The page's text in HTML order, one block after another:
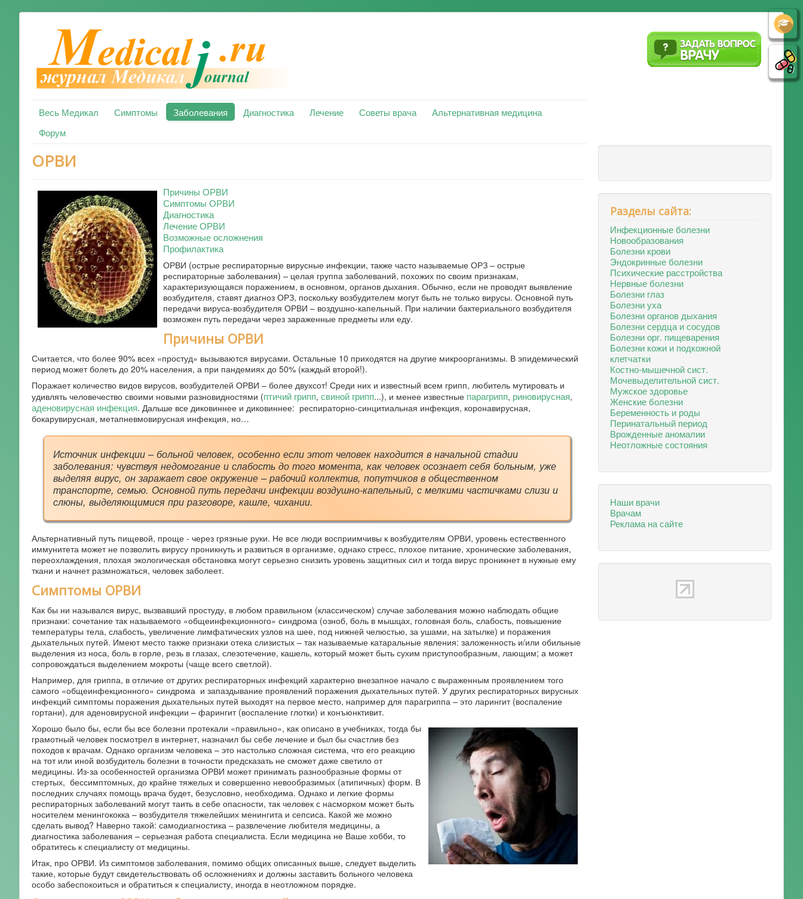
Весь Медикал Симптомы Заболевания Диагностика Лечение Советы врача
Альтернативная медицина
Форум
ОРВИ
Причины ОРВИ
Симптомы ОРВИ
Диагностика
Лечение ОРВИ
Возможные осложнения
Профилактика
ОРВИ (острые респираторные вирусные инфекции, также часто называемые ОРЗ – острые
респираторные заболевания) – целая группа заболеваний, похожих по своим признакам,
характеризующаяся поражением, в основном, органов дыхания. Обычно, если не проводят выявление
возбудителя, ставят диагноз ОРЗ, поскольку возбудителем могут быть не только вирусы. Основной путь
передачи вируса-возбудителя ОРВИ – воздушно-капельный. При наличии бактериального возбудителя
возможен путь передачи через зараженные предметы или еду.
Причины ОРВИ
Считается, что более 90% всех «простуд» вызываются вирусами. Остальные 10 приходятся на другие микроорганизмы. В эпидемический
период может болеть до 20% населения, а при пандемиях до 50% (каждый второй!).
Поражает количество видов вирусов, возбудителей ОРВИ – более двухсот! Среди них и известный всем грипп, любитель мутировать и
удивлять человечество своими новыми разновидностями (птичий грипп, свиной грипп...), и менее известные парагрипп, риновирусная,
аденовирусная инфекция. Дальше все диковиннее и диковиннее: респираторно-синцитиальная инфекция, коронавирусная,
бокарувирусная, метапневмовирусная инфекция, но…
Источник инфекции – больной человек, особенно если этот человек находится в начальной стадии
заболевания: чувствуя недомогание и слабость до того момента, как человек осознает себя больным, уже
выделяя вирус, он заражает свое окружение – рабочий коллектив, попутчиков в общественном
транспорте, семью. Основной путь передачи инфекции воздушно-капельный, с мелкими частичками слизи и
слюны, выделяющимися при разговоре, кашле, чихании.
Альтернативный путь пищевой, проще - через грязные руки. Не все люди восприимчивы к возбудителям ОРВИ, уровень естественного
иммунитета может не позволить вирусу проникнуть и развиться в организме, однако стресс, плохое питание, хронические заболевания,
переохлаждения, плохая экологическая обстановка могут серьезно снизить уровень защитных сил и тогда вирус проникнет в нужные ему
ткани и начнет размножаться, человек заболеет.
Симптомы ОРВИ
Как бы ни назывался вирус, вызвавший простуду, в любом правильном (классическом) случае заболевания можно наблюдать общие
признаки: сочетание так называемого «общеинфекционного» синдрома (озноб, боль в мышцах, головная боль, слабость, повышение
температуры тела, слабость, увеличение лимфатических узлов на шее, под нижней челюстью, за ушами, на затылке) и поражения
дыхательных путей. Имеют место также признаки отека слизистых – так называемые катаральные явления: заложенность и/или обильные
выделения из носа, боль в горле, резь в глазах, слезотечение, кашель, который может быть сухим приступообразным, лающим; а может
сопровождаться выделением мокроты (чаще всего светлой).
Например, для гриппа, в отличие от других респираторных инфекций характерно внезапное начало с выраженным проявлением того
самого «общеинфекционного» синдрома и запаздывание проявлений поражения дыхательных путей. У других респираторных вирусных
инфекций симптомы поражения дыхательных путей выходят на первое место, например для парагриппа – это ларингит (воспаление
гортани), для аденовирусной инфекции – фарингит (воспаление глотки) и конъюнктивит.
Хорошо было бы, если бы все болезни протекали «правильно», как описано в учебниках, тогда бы
грамотный человек посмотрел в интернет, назначил бы себе лечение и был бы счастлив без
походов к врачам. Однако организм человека – это настолько сложная система, что его реакцию
на тот или иной возбудитель болезни в точности предсказать не сможет даже светило от
медицины. Из-за особенностей организма ОРВИ может принимать разнообразные формы от
стертых, бессимптомных, до крайне тяжелых и совершенно невообразимых (атипичных) форм. В
последних случаях помощь врача будет, безусловно, необходима. Однако и легкие формы
респираторных заболеваний могут таить в себе опасности, так человек с насморком может быть
носителем менингококка – возбудителя тяжелейших менингита и сепсиса. Какой же можно
сделать вывод? Наверно такой: самодиагностика – развлечение любителя медицины, а
диагностика заболевания – серьезная работа специалиста. Если медицина не Ваше хобби, то
обратитесь к специалисту от медицины.
Итак, про ОРВИ. Из симптомов заболевания, помимо общих описанных выше, следует выделить
такие, которые будут свидетельствовать об осложнениях и должны заставить больного человека
особо забеспокоиться и обратиться к специалисту, иногда в неотложном порядке.
Разделы сайта:
Инфекционные болезни
Новообразования
Болезни крови
Эндокринные болезни
Психические расстройства
Нервные болезни
Болезни глаз
Болезни уха
Болезни органов дыхания
Болезни сердца и сосудов
Болезни орг. пищеварения
Болезни кожи и подкожной
клетчатки
Костно-мышечной сист.
Мочевыделительной сист.
Мужское здоровье
Женские болезни
Беременность и роды
Перинатальный период
Врожденные аномалии
Неотложные состояния
Наши врачи
Врачам
Реклама на сайте